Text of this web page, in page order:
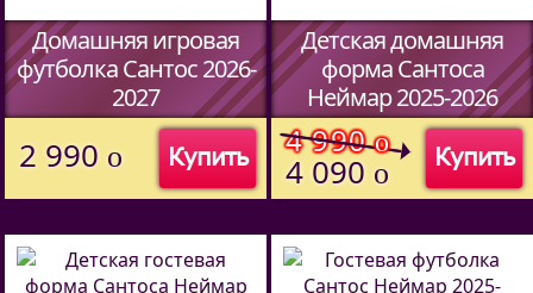
Домашняя игровая
футболка Сантос 2026-
2027
Купить
2 990 o
Детская домашняя
форма Сантоса
Неймар 2025-2026
(Код:45067014
Купить
4 990o
4 090 o